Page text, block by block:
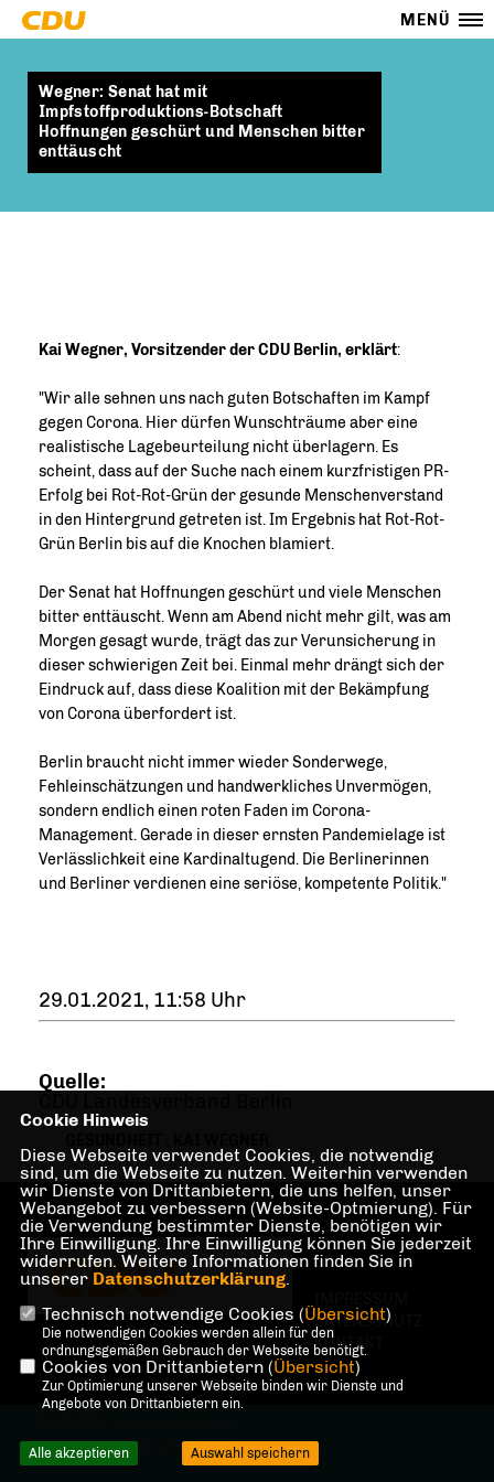
MENÜ
Wegner: Senat hat mit
Impfstoffproduktions-Botschaft
Hoffnungen geschürt und Menschen bitter
enttäuscht
Kai Wegner, Vorsitzender der CDU Berlin, erklärt:
"Wir alle sehnen uns nach guten Botschaften im Kampf
gegen Corona. Hier dürfen Wunschträume aber eine
realistische Lagebeurteilung nicht überlagern. Es
scheint, dass auf der Suche nach einem kurzfristigen PR-
Erfolg bei Rot-Rot-Grün der gesunde Menschenverstand
in den Hintergrund getreten ist. Im Ergebnis hat Rot-Rot-
Grün Berlin bis auf die Knochen blamiert.
Der Senat hat Hoffnungen geschürt und viele Menschen
bitter enttäuscht. Wenn am Abend nicht mehr gilt, was am
Morgen gesagt wurde, trägt das zur Verunsicherung in
dieser schwierigen Zeit bei. Einmal mehr drängt sich der
Eindruck auf, dass diese Koalition mit der Bekämpfung
von Corona überfordert ist.
Berlin braucht nicht immer wieder Sonderwege,
Fehleinschätzungen und handwerkliches Unvermögen,
sondern endlich einen roten Faden im Corona-
Management. Gerade in dieser ernsten Pandemielage ist
Verlässlichkeit eine Kardinaltugend. Die Berlinerinnen
und Berliner verdienen eine seriöse, kompetente Politik."
29.01.2021, 11:58 Uhr
Quelle:
DATENSCHUTZ
KONTAKT
Alle Rechte vorbehalten.
Cookie Hinweis
Diese Webseite verwendet Cookies, die notwendig
sind, um die Webseite zu nutzen. Weiterhin verwenden
wir Dienste von Drittanbietern, die uns helfen, unser
Webangebot zu verbessern (Website-Optmierung). Für
die Verwendung bestimmter Dienste, benötigen wir
Ihre Einwilligung. Ihre Einwilligung können Sie jederzeit
widerrufen. Weitere Informationen finden Sie in
unserer Datenschutzerklärung.
Technisch notwendige Cookies (Übersicht)
Die notwendigen Cookies werden allein für den
ordnungsgemäßen Gebrauch der Webseite benötigt.
Cookies von Drittanbietern (Übersicht)
Zur Optimierung unserer Webseite binden wir Dienste und
Angebote von Drittanbietern ein.
Alle akzeptieren Auswahl speichern